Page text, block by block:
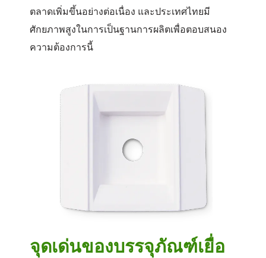
ตลาดเพิ่มขึ้นอย่างต่อเนื่อง และประเทศไทยมี
ศักยภาพสูงในการเป็นฐานการผลิตเพื่อตอบสนอง
ความต้องการนี้
จุดเด่นของบรรจุภัณฑ์เยื่อ